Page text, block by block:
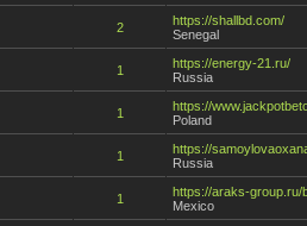
2
https://shallbd.com/
Senegal
1
https://energy-21.ru/
Russia
1
https://
Poland
1
https://
Russia
1
https://araks-group.ru/
Mexico